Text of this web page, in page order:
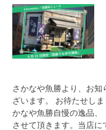
さかなや魚勝より、お
ざいます。 お待たせし
かなや魚勝自慢の逸品、
させて頂きます。当店に